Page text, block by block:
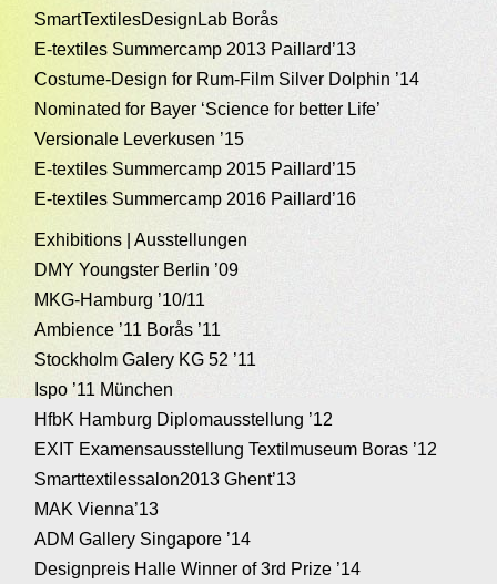
SmartTextilesDesignLab Borås
E-textiles Summercamp 2013 Paillard’13
Costume-Design for Rum-Film Silver Dolphin ’14
Nominated for Bayer ‘Science for better Life’
Versionale Leverkusen ’15
E-textiles Summercamp 2015 Paillard’15
E-textiles Summercamp 2016 Paillard’16
Exhibitions | Ausstellungen
DMY Youngster Berlin ’09
MKG-Hamburg ’10/11
Ambience ’11 Borås ’11
Stockholm Galery KG 52 ’11
Ispo ’11 München
HfbK Hamburg Diplomausstellung ’12
EXIT Examensausstellung Textilmuseum Boras ’12
Smarttextilessalon2013 Ghent’13
MAK Vienna’13
ADM Gallery Singapore ’14
Designpreis Halle Winner of 3rd Prize ’14